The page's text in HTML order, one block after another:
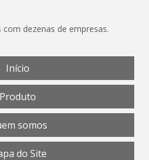
dezenas de empresas.
Início
Produto
somos
do Site